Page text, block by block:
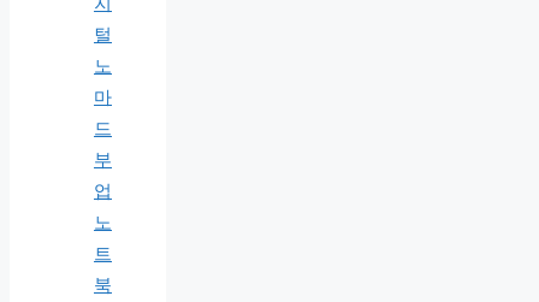
털
노
마
드
부
업
노
트
북